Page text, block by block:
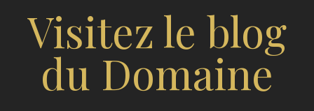
Visitez le blog
du Domaine